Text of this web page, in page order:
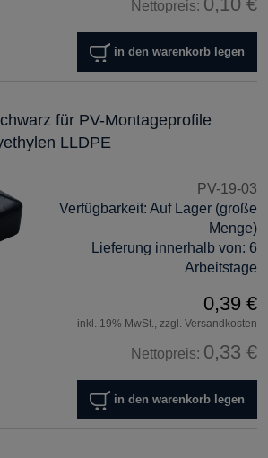
Nettopreis:
in den warenkorb legen
für PV-Montageprofile
LLDPE
PV-19-03
Verfügbarkeit: Auf Lager (große
Menge)
Lieferung innerhalb von: 6
Arbeitstage
0,39 €
inkl. 19% MwSt., zzgl. Versandkosten
Nettopreis: 0,33 €
in den warenkorb legen